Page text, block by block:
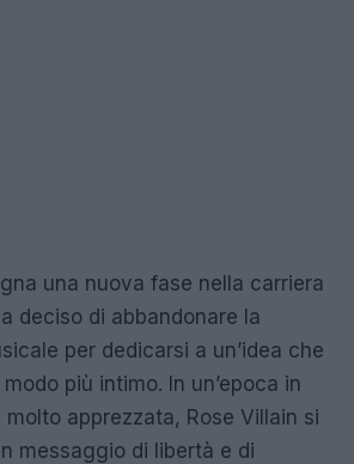
una nuova fase nella carriera
deciso di abbandonare la
per dedicarsi a un’idea che
più intimo. In un’epoca in
molto apprezzata, Rose Villain si
messaggio di libertà e di